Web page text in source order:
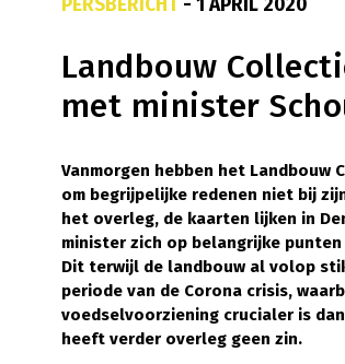
PERSBERICHT- 1 APRIL 2020
Landbouw
met minister
Vanmorgen hebben het
om begrijpelijke redenen niet bij
het overleg, de kaarten lijken in
minister zich op belangrijke
Dit terwijl de landbouw al volop
periode van de Corona crisis,
voedselvoorziening crucialer is
heeft verder overleg geen zin.